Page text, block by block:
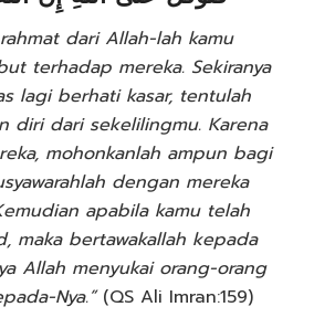
dari Allah-lah kamu
terhadap mereka. Sekiranya
lagi berhati kasar, tentulah
diri dari sekelilingmu. Karena
mohonkanlah ampun bagi
dengan mereka
apabila kamu telah
maka bertawakallah kepada
Allah menyukai orang-orang
Nya.”(QS Ali Imran:159)